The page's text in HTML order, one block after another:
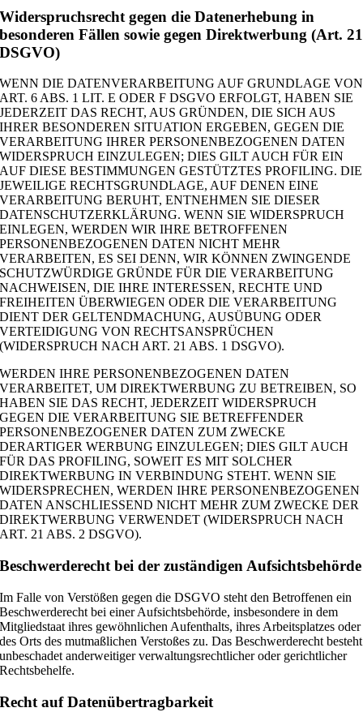
Widerspruchsrecht gegen die Datenerhebung in
besonderen Fällen sowie gegen Direktwerbung (Art. 21
DSGVO)
WENN DIE DATENVERARBEITUNG AUF GRUNDLAGE VON
ART. 6 ABS. 1 LIT. E ODER F DSGVO ERFOLGT, HABEN SIE
JEDERZEIT DAS RECHT, AUS GRÜNDEN, DIE SICH AUS
IHRER BESONDEREN SITUATION ERGEBEN, GEGEN DIE
VERARBEITUNG IHRER PERSONENBEZOGENEN DATEN
WIDERSPRUCH EINZULEGEN; DIES GILT AUCH FÜR EIN
AUF DIESE BESTIMMUNGEN GESTÜTZTES PROFILING. DIE
JEWEILIGE RECHTSGRUNDLAGE, AUF DENEN EINE
VERARBEITUNG BERUHT, ENTNEHMEN SIE DIESER
DATENSCHUTZERKLÄRUNG. WENN SIE WIDERSPRUCH
EINLEGEN, WERDEN WIR IHRE BETROFFENEN
PERSONENBEZOGENEN DATEN NICHT MEHR
VERARBEITEN, ES SEI DENN, WIR KÖNNEN ZWINGENDE
SCHUTZWÜRDIGE GRÜNDE FÜR DIE VERARBEITUNG
NACHWEISEN, DIE IHRE INTERESSEN, RECHTE UND
FREIHEITEN ÜBERWIEGEN ODER DIE VERARBEITUNG
DIENT DER GELTENDMACHUNG, AUSÜBUNG ODER
VERTEIDIGUNG VON RECHTSANSPRÜCHEN
(WIDERSPRUCH NACH ART. 21 ABS. 1 DSGVO).
WERDEN IHRE PERSONENBEZOGENEN DATEN
VERARBEITET, UM DIREKTWERBUNG ZU BETREIBEN, SO
HABEN SIE DAS RECHT, JEDERZEIT WIDERSPRUCH
GEGEN DIE VERARBEITUNG SIE BETREFFENDER
PERSONENBEZOGENER DATEN ZUM ZWECKE
DERARTIGER WERBUNG EINZULEGEN; DIES GILT AUCH
FÜR DAS PROFILING, SOWEIT ES MIT SOLCHER
DIREKTWERBUNG IN VERBINDUNG STEHT. WENN SIE
WIDERSPRECHEN, WERDEN IHRE PERSONENBEZOGENEN
DATEN ANSCHLIESSEND NICHT MEHR ZUM ZWECKE DER
DIREKTWERBUNG VERWENDET (WIDERSPRUCH NACH
ART. 21 ABS. 2 DSGVO).
Beschwerde­recht bei der zuständigen Aufsichts­behörde
Im Falle von Verstößen gegen die DSGVO steht den Betroffenen ein
Beschwerderecht bei einer Aufsichtsbehörde, insbesondere in dem
Mitgliedstaat ihres gewöhnlichen Aufenthalts, ihres Arbeitsplatzes oder
des Orts des mutmaßlichen Verstoßes zu. Das Beschwerderecht besteht
unbeschadet anderweitiger verwaltungsrechtlicher oder gerichtlicher
Rechtsbehelfe.
Recht auf Daten­übertrag­barkeit